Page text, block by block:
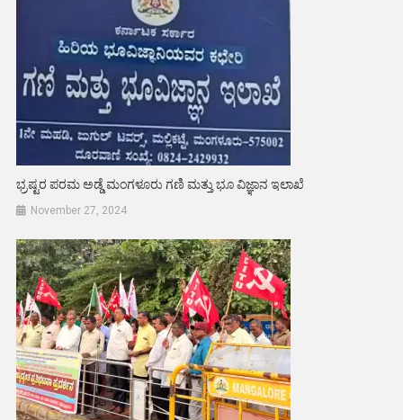
ಭ್ರಷ್ಟರ ಪರಮ ಅಡ್ಡೆ ಮಂಗಳೂರು ಗಣಿ ಮತ್ತು ಭೂ ವಿಜ್ಞಾನ ಇಲಾಖೆ
November 27, 2024